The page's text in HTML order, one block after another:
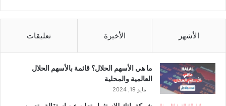
و
ة
الأشهر الأخيرة تعليقات
ما هي الأسهم الحلال؟ قائمة بالأسهم الحلال
العالمية والمحلية
مايو 19, 2024